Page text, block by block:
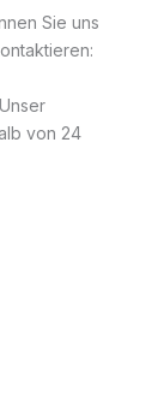
Sie uns
von 24